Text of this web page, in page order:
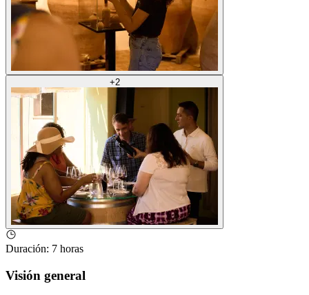
+2
Duración: 7 horas
Visión general